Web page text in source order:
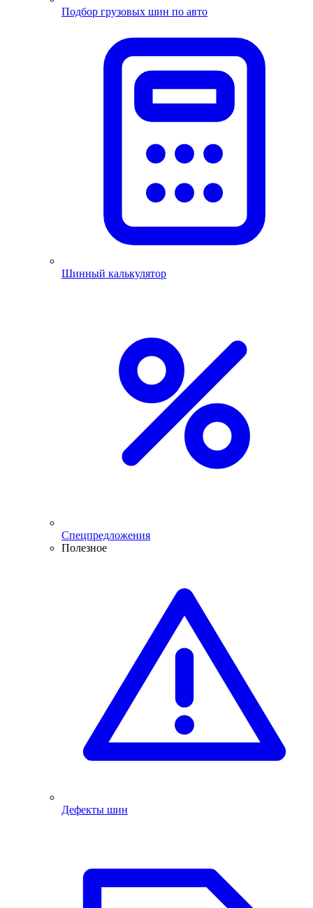
Подбор грузовых шин по авто
Шинный калькулятор
Спецпредложения
Полезное
Дефекты шин